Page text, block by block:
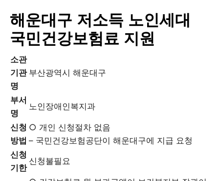
해운대구 저소득 노인세대
국민건강보험료 지원
소관
기관
명
부산광역시 해운대구
부서
명
노인장애인복지과
신청
방법
○ 개인 신청절차 없음
– 국민건강보험공단이 해운대구에 지급 요청
신청
기한
신청불필요